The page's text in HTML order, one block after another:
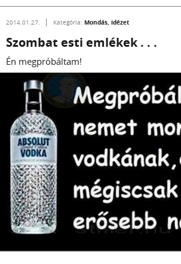
2014.01.27. Kategória: Mondás, idézet
Szombat esti emlékek . . .
Én megpróbáltam!